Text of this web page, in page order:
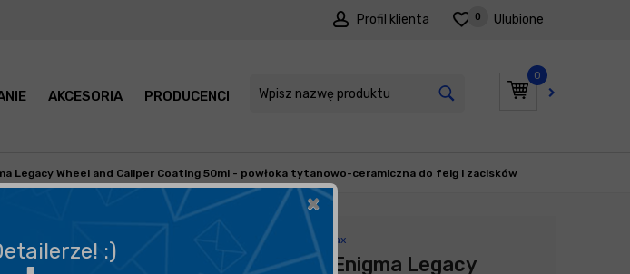
Profil klienta Ulubione
0
0
AKCESORIA PRODUCENCI PROMOCJE
Legacy Wheel and Caliper Coating 50ml - powłoka tytanowo-ceramiczna do felg i zacisków
Wheel and Caliper Coating
tytanowo-ceramiczna do felg i
Producent: Angelwax
Angelwax Enigma Legacy
×
:)